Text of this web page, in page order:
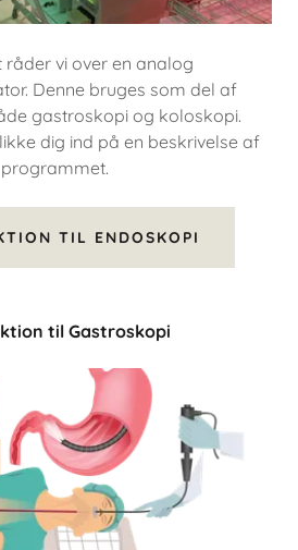
råder vi over en analog
Denne bruges som del af
gastroskopi og koloskopi.
dig ind på en beskrivelse af
programmet.
TIL ENDOSKOPI
til Gastroskopi